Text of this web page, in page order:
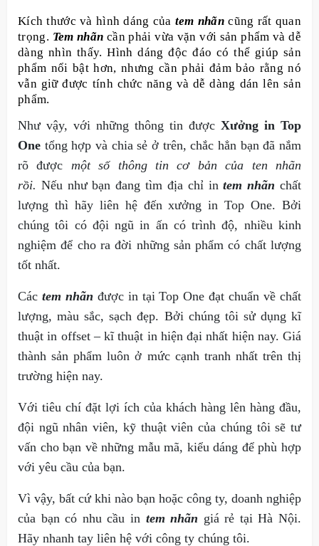
Kích thước và hình dáng của tem nhãn cũng rất quan
trọng. Tem nhãn cần phải vừa vặn với sản phẩm và dễ
dàng nhìn thấy. Hình dáng độc đáo có thể giúp sản
phẩm nổi bật hơn, nhưng cần phải đảm bảo rằng nó
vẫn giữ được tính chức năng và dễ dàng dán lên sản
phẩm.
Như vậy, với những thông tin được Xưởng in Top
One tổng hợp và chia sẻ ở trên, chắc hẳn bạn đã nắm
rõ được một số thông tin cơ bản của ten nhãn
rồi. Nếu như bạn đang tìm địa chỉ intem nhãn chất
lượng thì hãy liên hệ đến xưởng in Top One. Bởi
chúng tôi có đội ngũ in ấn có trình độ, nhiều kinh
nghiệm để cho ra đời những sản phẩm có chất lượng
tốt nhất.
Các tem nhãn được in tại Top One đạt chuẩn về chất
lượng, màu sắc, sạch đẹp. Bởi chúng tôi sử dụng kĩ
thuật in offset – kĩ thuật in hiện đại nhất hiện nay. Giá
thành sản phẩm luôn ở mức cạnh tranh nhất trên thị
trường hiện nay.
Với tiêu chí đặt lợi ích của khách hàng lên hàng đầu,
đội ngũ nhân viên, kỹ thuật viên của chúng tôi sẽ tư
vấn cho bạn về những mẫu mã, kiểu dáng để phù hợp
với yêu cầu của bạn.
Vì vậy, bất cứ khi nào bạn hoặc công ty, doanh nghiệp
của bạn có nhu cầu in tem nhãn giá rẻ tại Hà Nội.
Hãy nhanh tay liên hệ với công ty chúng tôi.